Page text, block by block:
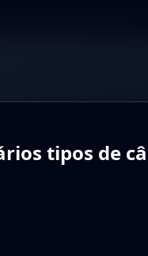
tipos de